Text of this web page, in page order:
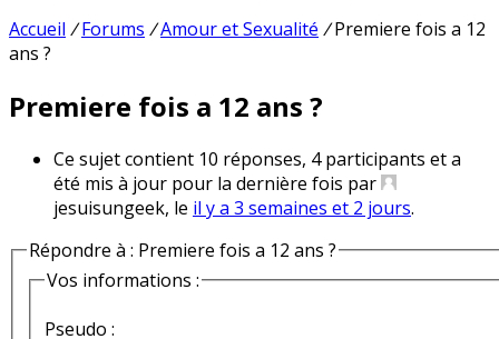
Accueil / Forums /Amour et Sexualité / Premiere fois a 12
ans ?
Premiere fois a 12 ans ?
Ce sujet contient 10 réponses, 4 participants et a
été mis à jour pour la dernière fois par
jesuisungeek, le il y a 3 semaines et 2 jours.
Répondre à : Premiere fois a 12 ans ?
Vos informations :
Pseudo :